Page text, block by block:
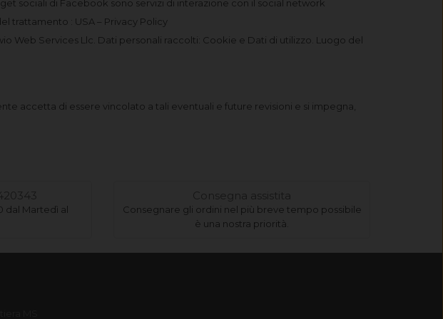
sociali di Facebook sono servizi di interazione con il social network
trattamento : USA – Privacy Policy
Web Services Llc. Dati personali raccolti: Cookie e Dati di utilizzo. Luogo del
accetta di essere vincolato a tali eventuali e future revisioni e si impegna,
dal Martedì al
Consegna assistita
Consegnare gli ordini nel più breve tempo possibile
è una nostra priorità.